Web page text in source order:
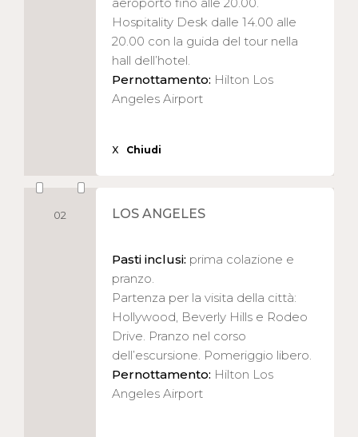
Hospitality Desk dalle 14.00 alle
20.00 con la guida del tour nella
hall dell’hotel.
Pernottamento: Hilton Los
Angeles Airport
X Chiudi
02 LOS ANGELES
Pasti inclusi: prima colazione e
pranzo.
Partenza per la visita della città:
Hollywood, Beverly Hills e Rodeo
Drive. Pranzo nel corso
dell’escursione. Pomeriggio libero.
Pernottamento: Hilton Los
Angeles Airport